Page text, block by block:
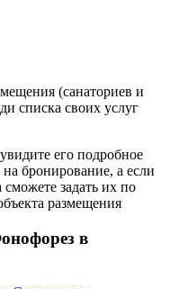
(санаториев и
списка своих услуг
его подробное
бронирование, а если
задать их по
размещения
в